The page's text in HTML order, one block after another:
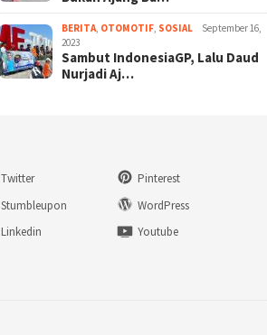
BERITA, OTOMOTIF, SOSIAL
September 16,
2023
Sambut IndonesiaGP, Lalu Daud
Nurjadi Aj…
Twitter
Pinterest
Stumbleupon
WordPress
Linkedin
Youtube